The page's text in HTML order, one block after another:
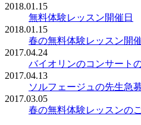
2018.01.15
無料体験レッスン開催日
2018.01.15
春の無料体験レッスン開
2017.04.24
バイオリンのコンサート
2017.04.13
ソルフェージュの先生急
2017.03.05
春の無料体験レッスンの